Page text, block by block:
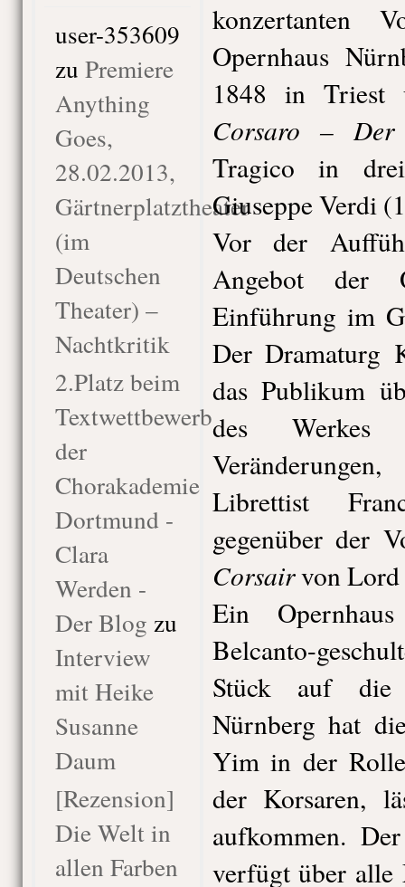
user-353609
zu Premiere
Anything
Goes,
28.02.2013,
Gärtnerplatztheater
(im
Deutschen
Theater) –
Nachtkritik
2.Platz beim
Textwettbewerb
der
Chorakademie
Dortmund -
Clara
Werden -
Der Blog zu
Interview
mit Heike
Susanne
Daum
[Rezension]
Die Welt in
allen Farben
konzertanten
Opernhaus
1848 in Triest
Corsaro –
Tragico in
Giuseppe Verdi
Vor der
Angebot der
Einführung im
Der Dramaturg
das Publikum
des
Librettist
gegenüber der
Corsairvon Lord
Ein
Belcanto-
Stück auf die
Nürnberg hat
Yim in der
der Korsaren,
aufkommen.
verfügt über alle